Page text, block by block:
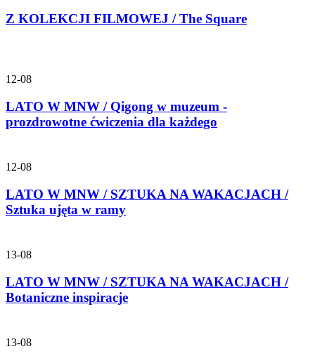
Z KOLEKCJI FILMOWEJ / The Square
12-08
LATO W MNW / Qigong w muzeum -
prozdrowotne ćwiczenia dla każdego
12-08
LATO W MNW / SZTUKA NA WAKACJACH /
Sztuka ujęta w ramy
13-08
LATO W MNW / SZTUKA NA WAKACJACH /
Botaniczne inspiracje
13-08